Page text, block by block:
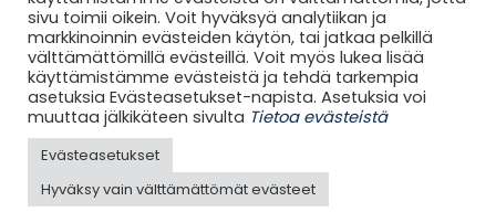
© 2023 BBI Group Oy
Tietoa evästeistä
Sivusto käyttää Googlen reCAPTCHA v3 -palvelua
roskapostin torjuntaan. Lisätietoa Googlen tietojen käytöstä
saat Googlen dokumenteistaTietosuojakäytäntö
Palveluehdot.
sivu toimii oikein. Voit hyväksyä analytiikan ja
markkinoinnin evästeiden käytön, tai jatkaa pelkillä
välttämättömillä evästeillä. Voit myös lukea lisää
käyttämistämme evästeistä ja tehdä tarkempia
asetuksia Evästeasetukset-napista. Asetuksia voi
muuttaa jälkikäteen sivulta Tietoa evästeistä
Evästeasetukset
Hyväksy vain välttämättömät evästeet